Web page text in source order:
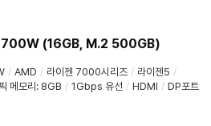
700W (16GB, M.2 500GB)
/ AMD / 라이젠 7000시리즈 / 라이젠5 /
메모리 : 8GB / 1Gbps 유선 / HDMI / DP포트